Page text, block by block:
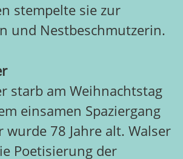
stempelte sie zur
und Nestbeschmutzerin.
starb am Weihnachtstag
einsamen Spaziergang
wurde 78 Jahre alt. Walser
Poetisierung der